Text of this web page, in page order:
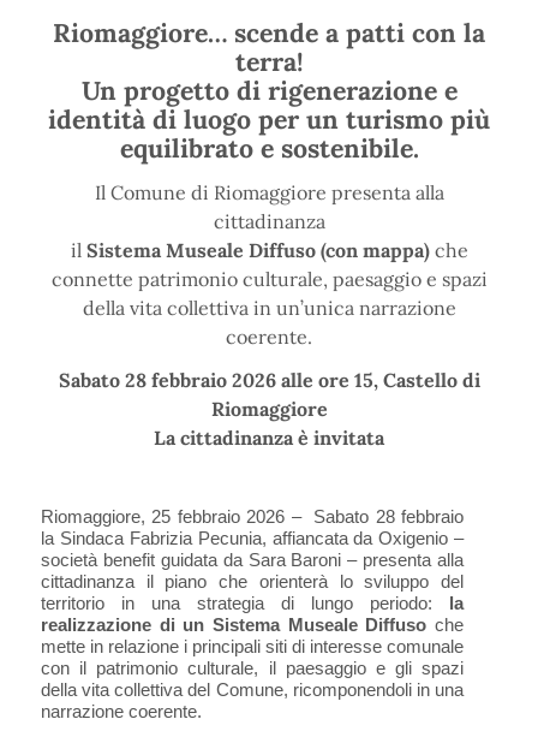
Riomaggiore… scende a patti con la
terra!
Un progetto di rigenerazione e
identità di luogo per un turismo più
equilibrato e sostenibile.
Il Comune di Riomaggiore presenta alla
cittadinanza
il Sistema Museale Diffuso (con mappa) che
connette patrimonio culturale, paesaggio e spazi
della vita collettiva in un’unica narrazione
coerente.
Sabato 28 febbraio 2026 alle ore 15, Castello di
Riomaggiore
La cittadinanza è invitata
Riomaggiore, 25 febbraio 2026 – Sabato 28 febbraio
la Sindaca Fabrizia Pecunia, affiancata da Oxigenio –
società benefit guidata da Sara Baroni – presenta alla
cittadinanza il piano che orienterà lo sviluppo del
territorio in una strategia di lungo periodo:
la
realizzazione di un Sistema Museale Diffuso che
mette in relazione i principali siti di interesse comunale
con il patrimonio culturale, il paesaggio e gli spazi
della vita collettiva del Comune, ricomponendoli in una
narrazione coerente.